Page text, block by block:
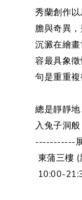
秀蘭創作
膽與奇異
沉澱在繪
容最具象
句是重重
總是靜靜
入兔子洞
-----------
東蒲三樓
10:00-